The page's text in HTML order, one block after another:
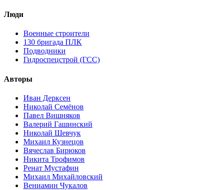
Люди
Военные строители
130 бригада ПЛК
Подводники
Гидроспецстрой (ГСС)
Авторы
Иван Дерксен
Николай Семёнов
Павел Вишняков
Валерий Гашинский
Николай Шевчук
Михаил Кузнецов
Вячеслав Бирюков
Никита Трофимов
Ренат Мустафин
Михаил Михайловский
Вениамин Чукалов